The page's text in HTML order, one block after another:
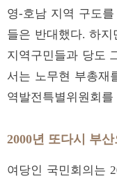
영-호남 지역 구도
들은 반대했다. 하
지역구민들과 당도
서는 노무현 부총재
역발전특별위원회를
2000년 또다시 부산
여당인 국민회의는